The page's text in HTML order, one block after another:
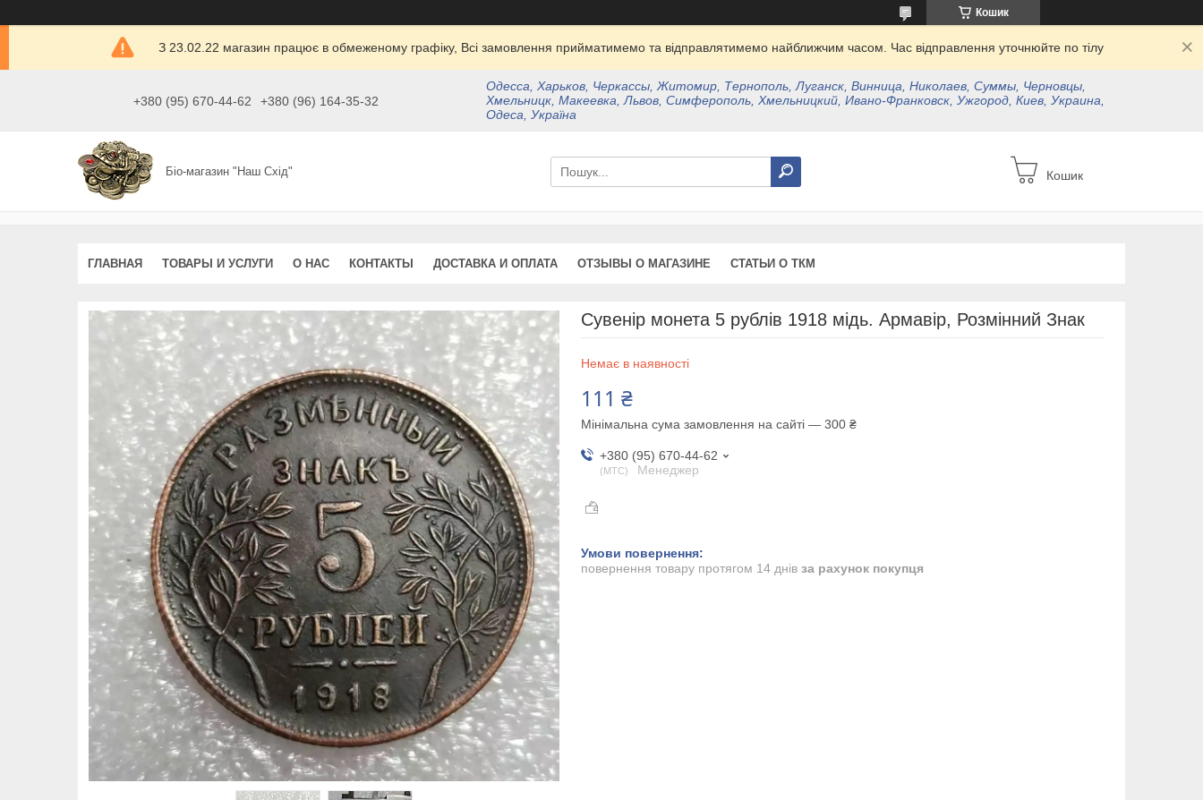
Кошик
З 23.02.22 магазин працює в обмеженому графіку, Всі замовлення прийматимемо та відправлятимемо найближчим часом. Час відправлення уточнюйте по тілу
+380 (95) 670-44-62 +380 (96) 164-35-32
Одесса, Харьков, Черкассы, Житомир, Тернополь, Луганск, Винница, Николаев, Суммы, Черновцы,
Хмельницк, Макеевка, Львов, Симферополь, Хмельницкий, Ивано-Франковск, Ужгород, Киев, Украина,
Одеса, Україна
Біо-магазин "Наш Схід" Кошик
ГЛАВНАЯ ТОВАРЫ И УСЛУГИ О НАС КОНТАКТЫ ДОСТАВКА И ОПЛАТА ОТЗЫВЫ О МАГАЗИНЕ СТАТЬИ О ТКМ
Сувенір монета 5 рублів 1918 мідь. Армавір, Розмінний Знак
Немає в наявності
111 ₴
Мінімальна сума замовлення на сайті — 300 ₴
+380 (95) 670-44-62
МТС Менеджер
повернення товару протягом 14 днів за рахунок покупця